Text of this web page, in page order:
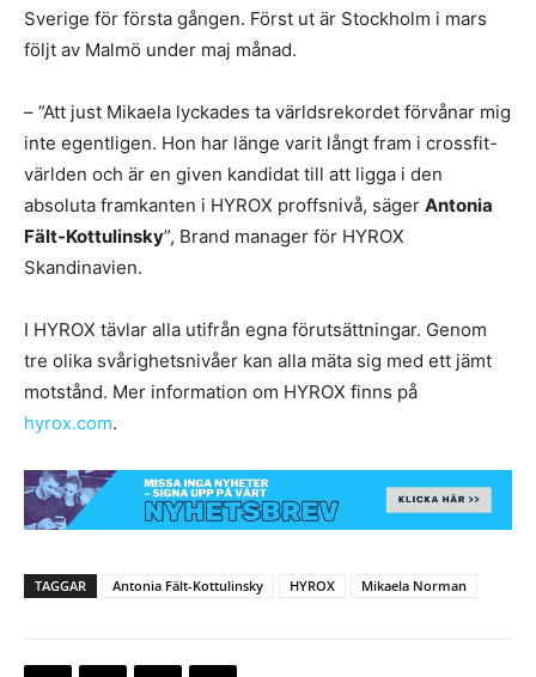
Sverige för första gången. Först ut är Stockholm i mars
följt av Malmö under maj månad.
– ”Att just Mikaela lyckades ta världsrekordet förvånar mig
inte egentligen. Hon har länge varit långt fram i crossfit-
världen och är en given kandidat till att ligga i den
absoluta framkanten i HYROX proffsnivå, säger Antonia
Fält-Kottulinsky”, Brand manager för HYROX
Skandinavien.
I HYROX tävlar alla utifrån egna förutsättningar. Genom
tre olika svårighetsnivåer kan alla mäta sig med ett jämt
motstånd. Mer information om HYROX finns på
hyrox.com.
TAGGAR Antonia Fält-Kottulinsky HYROX Mikaela Norman